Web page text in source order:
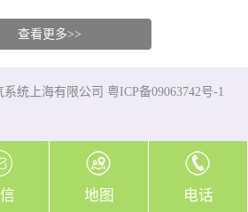
查看更多>>
统上海有限公司 粤ICP备09063742号-1
地图 电话